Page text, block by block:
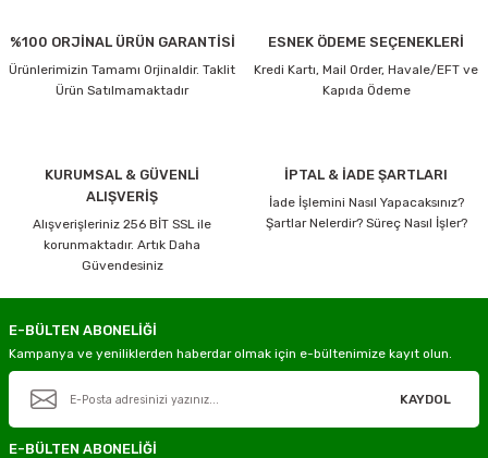
%100 ORJİNAL ÜRÜN GARANTİSİ
Ürünlerimizin Tamamı Orjinaldir. Taklit
Ürün Satılmamaktadır
ESNEK ÖDEME SEÇENEKLERİ
Kredi Kartı, Mail Order, Havale/EFT ve
Kapıda Ödeme
KURUMSAL & GÜVENLİ
ALIŞVERİŞ
Alışverişleriniz 256 BİT SSL ile
korunmaktadır. Artık Daha
Güvendesiniz
İPTAL & İADE ŞARTLARI
İade İşlemini Nasıl Yapacaksınız?
Şartlar Nelerdir? Süreç Nasıl İşler?
E-BÜLTEN ABONELİĞİ
Kampanya ve yeniliklerden haberdar olmak için e-bültenimize kayıt olun.
KAYDOL
E-BÜLTEN ABONELİĞİ